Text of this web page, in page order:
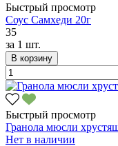
Быстрый просмотр
Соус Самхеди 20г
35
за 1 шт.
В корзину
Быстрый просмотр
Гранола мюсли
Нет в наличии